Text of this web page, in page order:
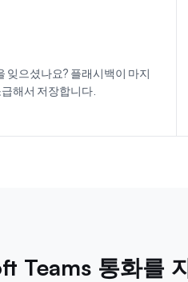
잊으셨나요? 플래시백이 마지
해서 저장합니다.
Teams 통화를